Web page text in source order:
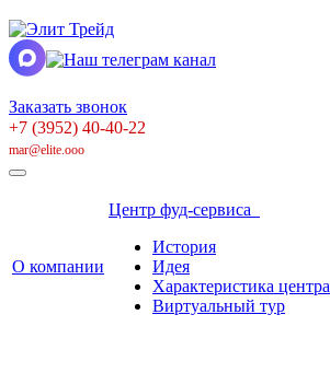
Заказать звонок
+7 (3952) 40-40-22
mar@elite.ooo
О компании
Центр фуд-сервиса
История
Идея
Характеристика центра
Виртуальный тур